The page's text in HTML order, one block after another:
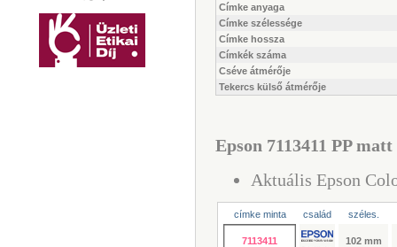
Címke anyaga
Címke szélessége
Címke hossza
Címkék száma
Cséve átmérője
Tekercs külső átmérője
Epson 7113411 PP
Aktuális Epson
címke minta család széles.
7113411 102 mm